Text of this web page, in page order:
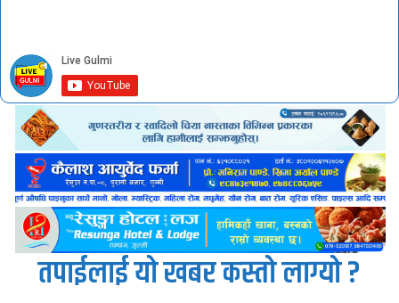
तपाईलाई यो खबर कस्तो लाग्यो ?